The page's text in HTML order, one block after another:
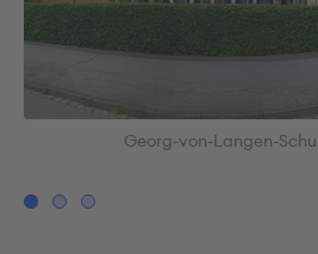
Georg-von-Langen-